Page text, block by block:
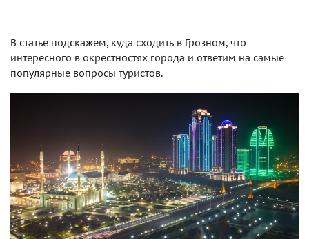
В статье подскажем, куда сходить в Грозном, что
интересного в окрестностях города и ответим на самые
популярные вопросы туристов.